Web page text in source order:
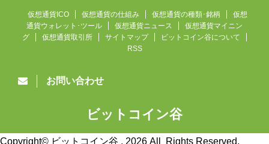
仮想通貨ICO 仮想通貨の仕組み 仮想通貨の種類･銘柄
仮想
通貨ウォレット･ツール
仮想通貨ニュース
仮想通貨マイニン
グ
仮想通貨取引所 サイトマップ
ビットコイン谷について
RSS
お問い合わせ
ビットコイン谷
仮想通貨ニュース速報
Copyright© ビットコイン谷 , 2026 All Rights Reserved.